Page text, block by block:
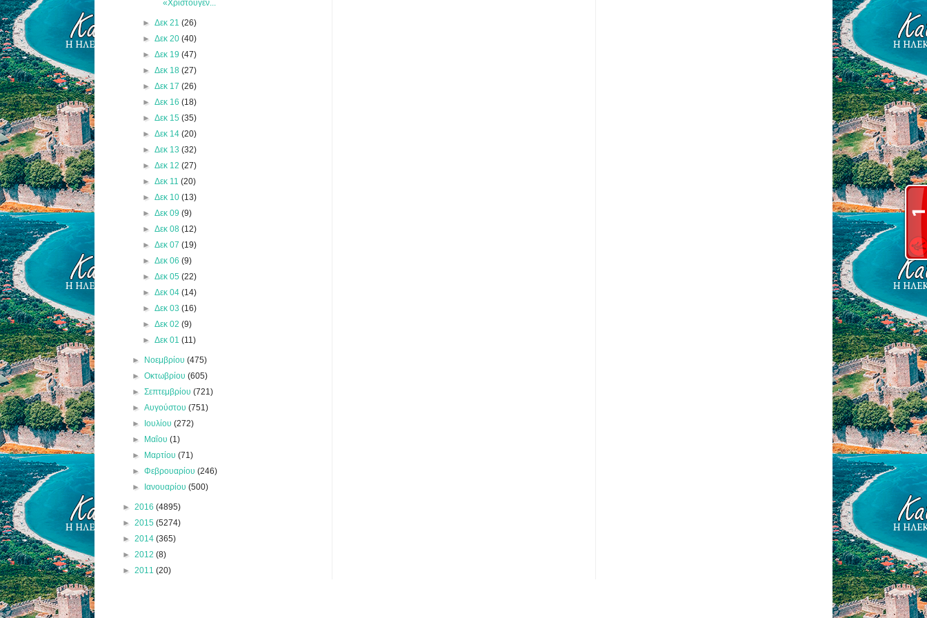
«Χριστουγεν...
► Δεκ 21 (26)
► Δεκ 20 (40)
► Δεκ 19 (47)
► Δεκ 18 (27)
► Δεκ 17 (26)
► Δεκ 16 (18)
► Δεκ 15 (35)
► Δεκ 14 (20)
► Δεκ 13 (32)
► Δεκ 12 (27)
► Δεκ 11 (20)
► Δεκ 10 (13)
► Δεκ 09 (9)
► Δεκ 08 (12)
► Δεκ 07 (19)
► Δεκ 06 (9)
► Δεκ 05 (22)
► Δεκ 04 (14)
► Δεκ 03 (16)
► Δεκ 02 (9)
► Δεκ 01 (11)
► Νοεμβρίου(475)
►Οκτωβρίου(605)
►Σεπτεμβρίου(721)
►Αυγούστου(751)
► Ιουλίου(272)
► Μαΐου(1)
► Μαρτίου(71)
►Φεβρουαρίου(246)
► Ιανουαρίου(500)
► 2016 (4895)
► 2015 (5274)
► 2014 (365)
► 2012 (8)
► 2011 (20)